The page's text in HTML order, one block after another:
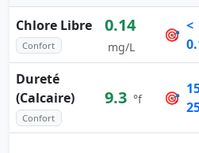
Chlore Libre
Confort
0.14
mg/L
🎯
<
Dureté
(Calcaire)
Confort
9.3 °f 🎯